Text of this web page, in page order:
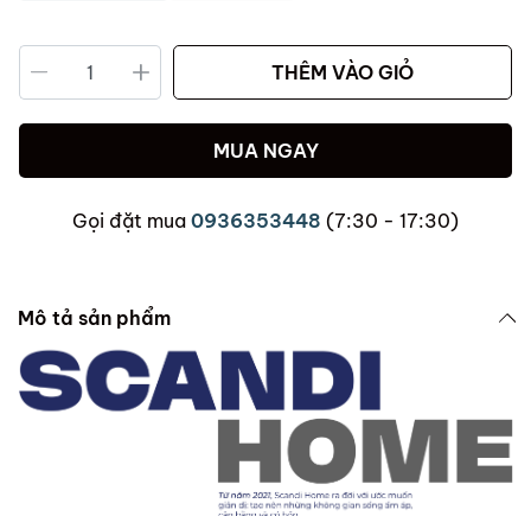
THÊM VÀO GIỎ
MUA NGAY
Gọi đặt mua 0936353448 (7:30 - 17:30)
Mô tả sản phẩm